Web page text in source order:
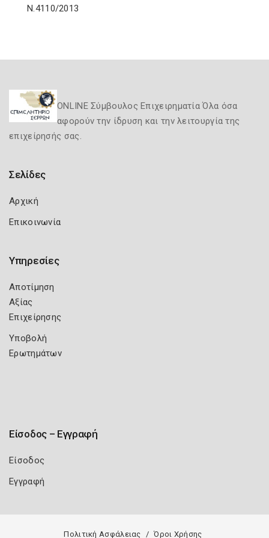
Ν.4110/2013
ONLINE Σύμβουλος Επιχειρηματία Όλα όσα
αφορούν την ίδρυση και την λειτουργία της
επιχείρησής σας.
Σελίδες
Αρχική
Επικοινωνία
Υπηρεσίες
Αποτίμηση
Αξίας
Επιχείρησης
Υποβολή
Ερωτημάτων
Είσοδος – Εγγραφή
Είσοδος
Εγγραφή
Πολιτική Ασφάλειας Όροι Χρήσης